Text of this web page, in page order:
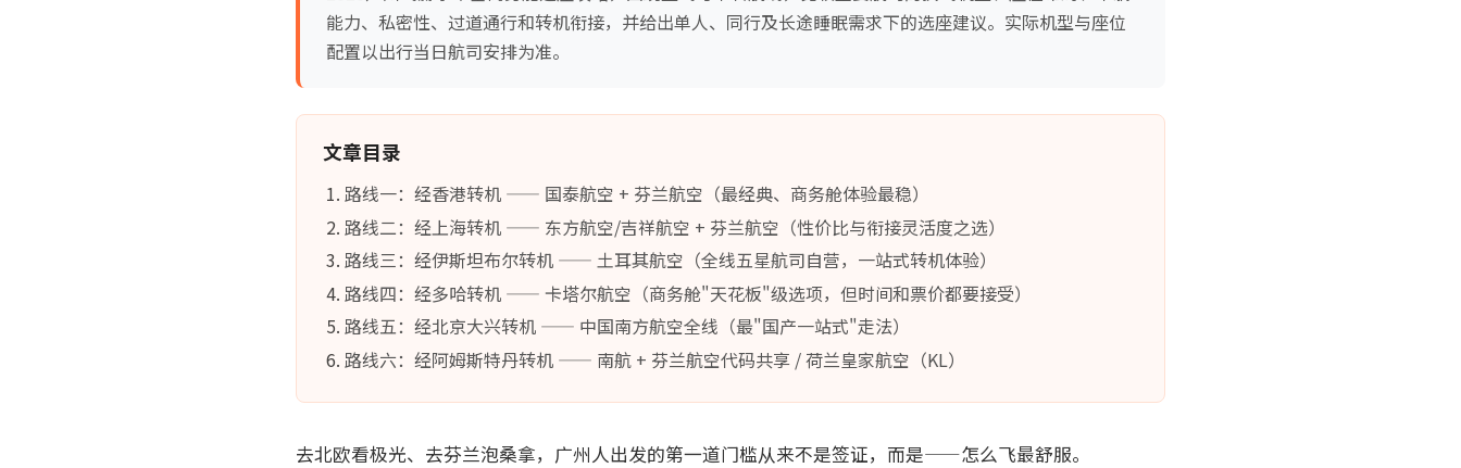
能力、私密性、过道通行和转机衔接，并给出单人、同行及长途睡眠需求下的选座建议。实际机型与座位
配置以出行当日航司安排为准。
文章目录
路线一：经香港转机 —— 国泰航空 + 芬兰航空（最经典、商务舱体验最稳）
路线二：经上海转机 —— 东方航空/吉祥航空 + 芬兰航空（性价比与衔接灵活度之选）
路线三：经伊斯坦布尔转机 —— 土耳其航空（全线五星航司自营，一站式转机体验）
路线四：经多哈转机 —— 卡塔尔航空（商务舱"天花板"级选项，但时间和票价都要接受）
路线五：经北京大兴转机 —— 中国南方航空全线（最"国产一站式"走法）
路线六：经阿姆斯特丹转机 —— 南航 + 芬兰航空代码共享 / 荷兰皇家航空（KL）
去北欧看极光、去芬兰泡桑拿，广州人出发的第一道门槛从来不是签证，而是——怎么飞最舒服。